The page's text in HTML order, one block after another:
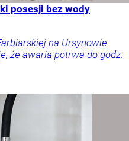
posesji bez wody
na Ursynowie
że awaria potrwa do godz.